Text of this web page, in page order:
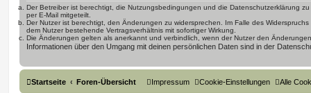
Der Betreiber ist berechtigt, die Nutzungsbedingungen und die Datenschutzerklärung
per E-Mail mitgeteilt.
Der Nutzer ist berechtigt, den Änderungen zu widersprechen. Im Falle des
dem Nutzer bestehende Vertragsverhältnis mit sofortiger Wirkung.
Die Änderungen gelten als anerkannt und verbindlich, wenn der Nutzer den
Informationen über den Umgang mit deinen persönlichen Daten sind in der
Startseite Foren-Übersicht Alle
Cookie-Einstellungen
Impressum